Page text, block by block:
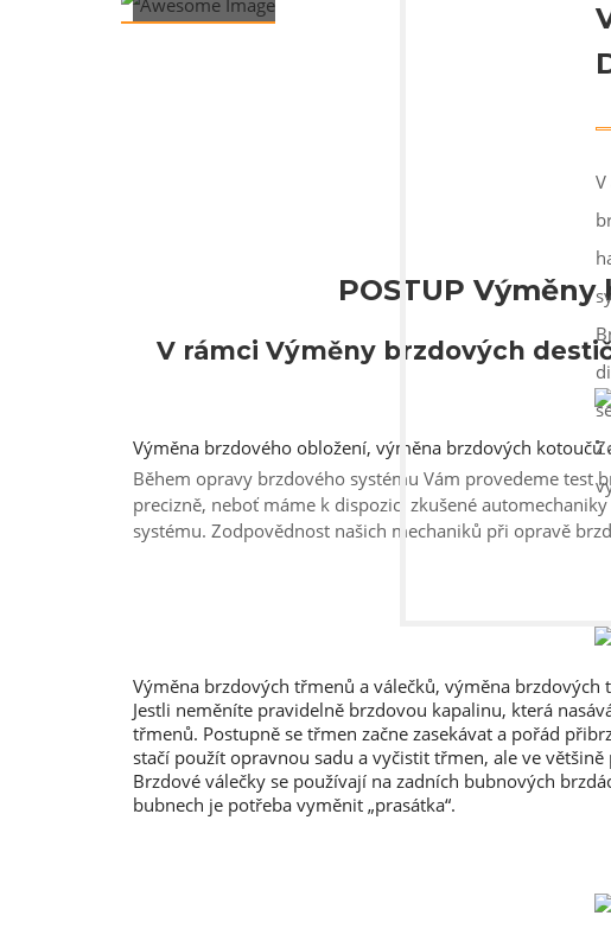
POSTUP
V rámci Výměny brzdových
Výměna brzdového obložení, výměna brzdových kotoučů
Během opravy brzdového systému Vám provedeme test
precizně, neboť máme k dispozici zkušené
systému. Zodpovědnost našich mechaniků při opravě
Výměna brzdových třmenů a válečků, výměna brzdových
Jestli neměníte pravidelně brzdovou kapalinu, která
třmenů. Postupně se třmen začne zasekávat a pořád
stačí použít opravnou sadu a vyčistit třmen, ale ve
Brzdové válečky se používají na zadních bubnových
bubnech je potřeba vyměnit „prasátka“.